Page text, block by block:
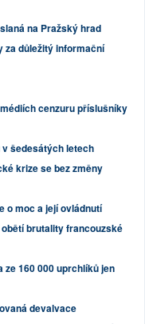
na Pražský hrad
za důležitý informační
cenzuru příslušníky
šedesátých letech
krize se bez změny
o moc a její ovládnutí
brutality francouzské
ze 160 000 uprchlíků jen
devalvace